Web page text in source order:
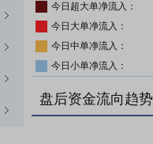
今日超大单净流入：
今日大单净流入：
今日中单净流入：
今日小单净流入：
盘后资金流向趋势